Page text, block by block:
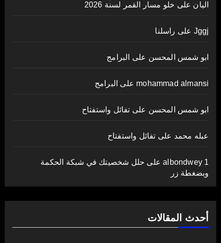
اليان على خلو مسار القمر لسنة 2026
Jggj على راسلنا
ابو شمس المحسن على البرامج
mohammad almansi على البرامج
ابو شمس المحسن على تفائل واستفتاح
عبله محمد على تفائل واستفتاح
albondwey 1على حلل شخصيتك في شبكة الحكمة
وبضغطة زر
أحدث المقالات